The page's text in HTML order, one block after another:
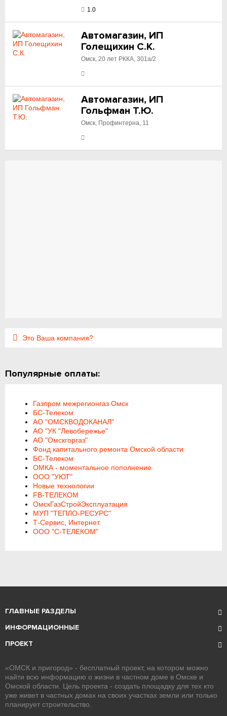
1.0
Автомагазин, ИП
Голещихин С.К.
Омск, 20 лет РККА, 301а/2
Автомагазин, ИП
Гольфман Т.Ю.
Омск, Профинтерна, 11
Это Ваша компания?
Популярные оплаты:
Газпром межрегионгаз Омск
БС-Телеком
АО "ОМСКВОДОКАНАЛ"
АО "УК "Левобережье"
АО "Омскгоргаз"
Фонд капитального ремонта Омской области
БС-Телеком
ОМКА - моментальное пополнение
ООО "УЮТ"
Новые технологии
FB-ТЕЛЕКОМ
ОмскГазСтройЭксплуатация
МУП "ТЕПЛО-РЕСУРС"
Т-Сервис, Интернет
ООО "С-ТЕЛЕКОМ"
ГЛАВНЫЕ РАЗДЕЛЫ
ИНФОРМАЦИОННЫЕ
ПРОЕКТ
«ОМСК и пригород» - бесплатный проект, на котором можно
найти всю информацию о жизни в частном доме в Омске и
Омской области. Цель проекта - создать площадку для тех кто
уже живет в частных домах на своих участках земли или только
планирует строительство.